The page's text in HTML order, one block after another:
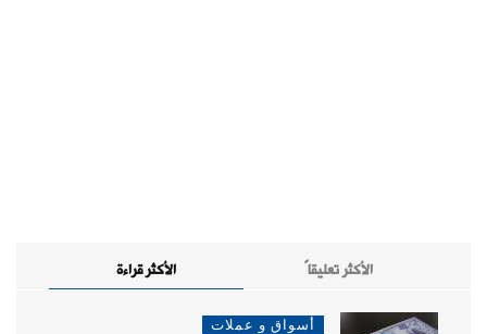
الأكثر قراءة الأكثر تعليقاً
أسواق و عملات